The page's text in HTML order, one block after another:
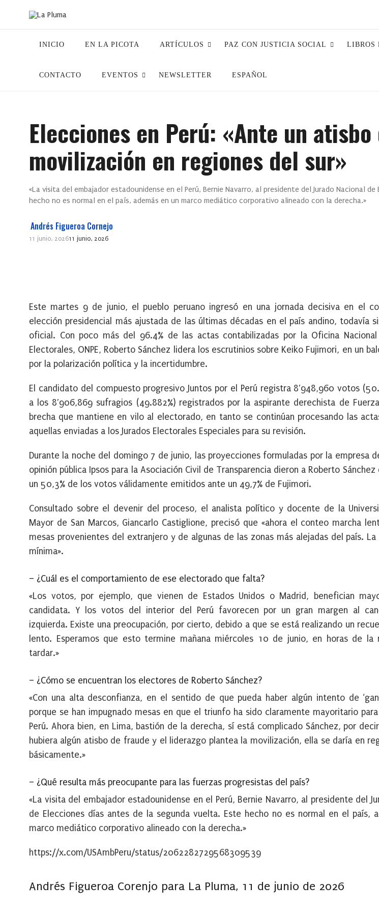
INICIO EN LA PICOTA ARTÍCULOS PAZ CON JUSTICIA SOCIAL LIBROS
CONTACTO EVENTOS NEWSLETTER ESPAÑOL
Elecciones en Perú: «Ante un
movilización en regiones del sur»
«La visita del embajador estadounidense en el Perú, Bernie Navarro, al presidente del Jurado Nacional
hecho no es normal en el país, además en un marco mediático corporativo alineado con la derecha.»
Andrés Figueroa Cornejo
11 junio, 202611 junio, 2026
Este martes 9 de junio, el pueblo peruano ingresó en una jornada decisiva en el
elección presidencial más ajustada de las últimas décadas en el país andino, todavía
oficial. Con poco más del 96.4% de las actas contabilizadas por la Oficina
Electorales, ONPE, Roberto Sánchez lidera los escrutinios sobre Keiko Fujimori, en un
por la polarización política y la incertidumbre.
El candidato del compuesto progresivo Juntos por el Perú registra 8′948,960 votos
a los 8′906,869 sufragios (49.882%) registrados por la aspirante derechista de
brecha que mantiene en vilo al electorado, en tanto se continúan procesando las
aquellas enviadas a los Jurados Electorales Especiales para su revisión.
Durante la noche del domingo 7 de junio, las proyecciones formuladas por la empresa
opinión pública Ipsos para la Asociación Civil de Transparencia dieron a Roberto
un 50,3% de los votos válidamente emitidos ante un 49,7% de Fujimori.
Consultado sobre el devenir del proceso, el analista político y docente de la
Mayor de San Marcos, Giancarlo Castiglione, precisó que «ahora el conteo marcha
mesas provenientes del extranjero y de algunas de las zonas más alejadas del país.
mínima».
– ¿Cuál es el comportamiento de ese electorado que falta?
«Los votos, por ejemplo, que vienen de Estados Unidos o Madrid, benefician
candidata. Y los votos del interior del Perú favorecen por un gran margen al
izquierda. Existe una preocupación, por cierto, debido a que se está realizando un
lento. Esperamos que esto termine mañana miércoles 10 de junio, en horas de la
tardar.»
– ¿Cómo se encuentran los electores de Roberto Sánchez?
«Con una alta desconfianza, en el sentido de que pueda haber algún intento de
porque se han impugnado mesas en que el triunfo ha sido claramente mayoritario para
Perú. Ahora bien, en Lima, bastión de la derecha, sí está complicado Sánchez, por
hubiera algún atisbo de fraude y el liderazgo plantea la movilización, ella se daría en
básicamente.»
– ¿Qué resulta más preocupante para las fuerzas progresistas del país?
«La visita del embajador estadounidense en el Perú, Bernie Navarro, al presidente del
de Elecciones días antes de la segunda vuelta. Este hecho no es normal en el país,
marco mediático corporativo alineado con la derecha.»
https://x.com/USAmbPeru/status/2062282729568309539
Andrés Figueroa Corenjo para La Pluma, 11 de junio de 2026